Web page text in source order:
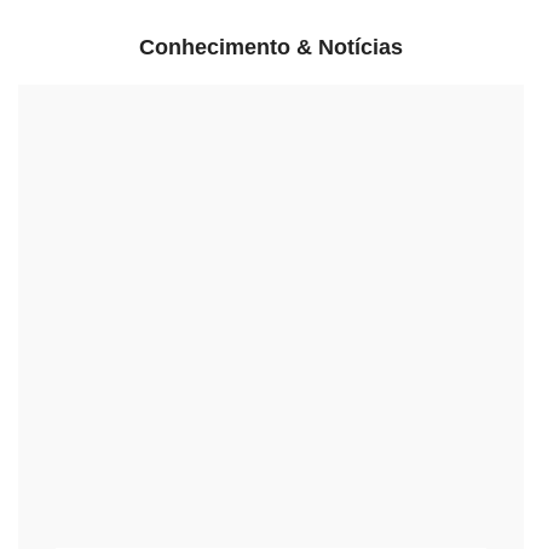
Conhecimento & Notícias